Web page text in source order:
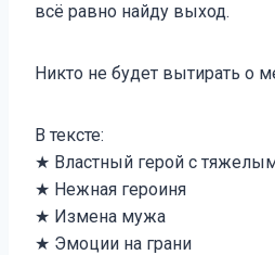
всё равно найду выход.
Никто не будет вытирать о
В тексте:
★ Властный герой с
★ Нежная героиня
★ Измена мужа
★ Эмоции на грани